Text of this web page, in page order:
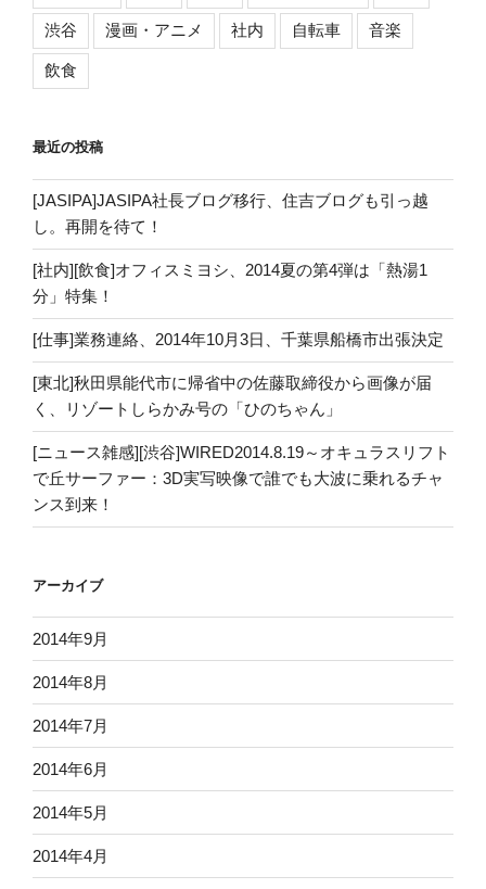
渋谷 漫画・アニメ 社内 自転車 音楽
飲食
最近の投稿
[JASIPA]JASIPA社長ブログ移行、住吉ブログも引っ越
し。再開を待て！
[社内][飲食]オフィスミヨシ、2014夏の第4弾は「熱湯1
分」特集！
[仕事]業務連絡、2014年10月3日、千葉県船橋市出張決定
[東北]秋田県能代市に帰省中の佐藤取締役から画像が届
く、リゾートしらかみ号の「ひのちゃん」
[ニュース雑感][渋谷]WIRED2014.8.19～オキュラスリフト
で丘サーファー：3D実写映像で誰でも大波に乗れるチャ
ンス到来！
アーカイブ
2014年9月
2014年8月
2014年7月
2014年6月
2014年5月
2014年4月